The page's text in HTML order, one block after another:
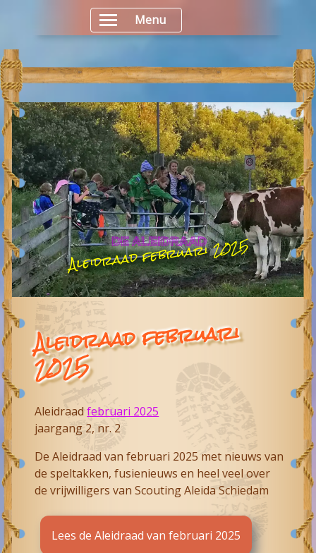
DE ALEIDRAAD
Aleidraad februari 2025
Aleidraad februari
2025
Aleidraadfebruari 2025
jaargang 2, nr. 2
De Aleidraad van februari 2025 met nieuws van
de speltakken, fusienieuws en heel veel over
de vrijwilligers vanScouting Aleida Schiedam
Lees de Aleidraad van februari 2025
Menu